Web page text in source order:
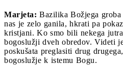
Marjeta: Bazilika Božjega
nas je zelo ganila, hkrati pa
kristjani. Ko smo bili nekega
bogoslužji dveh obredov. Videti
poskušata preglasiti drug
bogoslužje k istemu Bogu.